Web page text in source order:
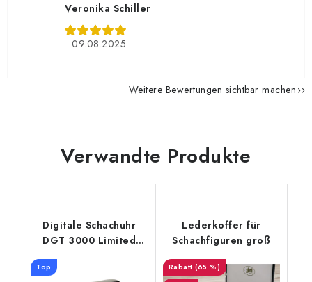
Veronika Schiller
09.08.2025
Weitere Bewertungen sichtbar machen
Verwandte Produkte
Digitale Schachuhr
DGT 3000 Limited
Top
Lederkoffer für
Schachfiguren groß
(65 %)